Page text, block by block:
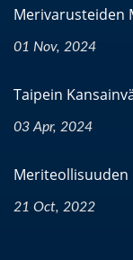
Merivarusteiden
01 Nov, 2024
Taipein
03 Apr, 2024
Meriteollisuuden
21 Oct, 2022